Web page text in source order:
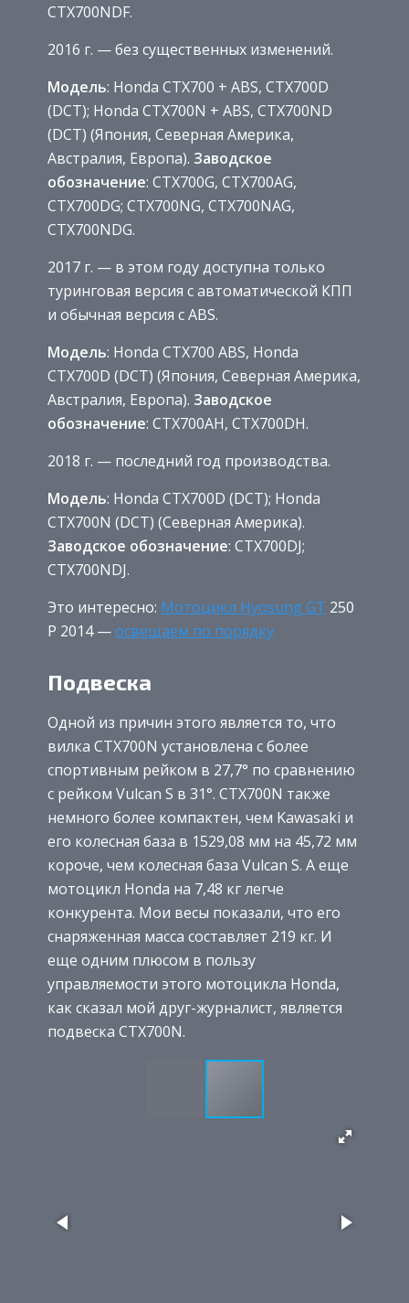
CTX700NDF.
2016 г. — без существенных изменений.
Модель: Honda CTX700 + ABS, CTX700D
(DCT); Honda CTX700N + ABS, CTX700ND
(DCT) (Япония, Северная Америка,
Австралия, Европа). Заводское
обозначение: CTX700G, CTX700AG,
CTX700DG; CTX700NG, CTX700NAG,
CTX700NDG.
2017 г. — в этом году доступна только
туринговая версия с автоматической КПП
и обычная версия с ABS.
Модель: Honda CTX700 ABS, Honda
CTX700D (DCT) (Япония, Северная Америка,
Австралия, Европа). Заводское
обозначение: CTX700AH, CTX700DH.
2018 г. — последний год производства.
Модель: Honda CTX700D (DCT); Honda
CTX700N (DCT) (Северная Америка).
Заводское обозначение: CTX700DJ;
CTX700NDJ.
Это интересно: Мотоцикл Hyosung GT 250
P 2014 —освещаем по порядку
Подвеска
Одной из причин этого является то, что
вилка CTX700N установлена с более
спортивным рейком в 27,7° по сравнению
с рейком Vulcan S в 31°. CTX700N также
немного более компактен, чем Kawasaki и
его колесная база в 1529,08 мм на 45,72 мм
короче, чем колесная база Vulcan S. А еще
мотоцикл Honda на 7,48 кг легче
конкурента. Мои весы показали, что его
снаряженная масса составляет 219 кг. И
еще одним плюсом в пользу
управляемости этого мотоцикла Honda,
как сказал мой друг-журналист, является
подвеска CTX700N.